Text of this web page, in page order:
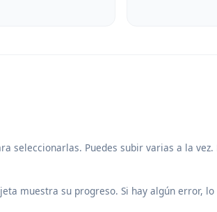
seleccionarlas. Puedes subir varias a la
muestra su progreso. Si hay algún error,